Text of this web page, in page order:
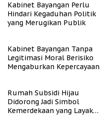
Kabinet Bayangan Perlu
Hindari Kegaduhan Politik
yang Merugikan Publik
Kabinet Bayangan Tanpa
Legitimasi Moral Berisiko
Mengaburkan Kepercayaan
Rumah Subsidi Hijau
Didorong Jadi Simbol
Kemerdekaan yang Layak